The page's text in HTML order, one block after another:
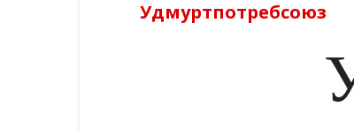
Удмуртпотребсоюз